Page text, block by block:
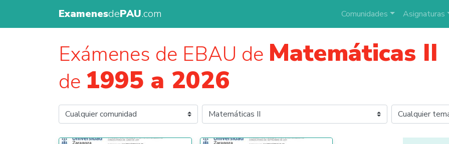
ExamenesdePAU.com Comunidades Asignaturas
Exámenes de EBAU de Matemáticas II
de 1995 a 2026